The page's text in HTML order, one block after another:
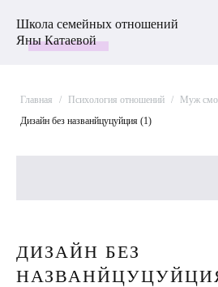
Школа семейных отношений
Яны Катаевой
Главная / Психология отношений / Муж
Дизайн без названйцуцуйция (1)
ДИЗАЙН БЕЗ
Лучшие статьи